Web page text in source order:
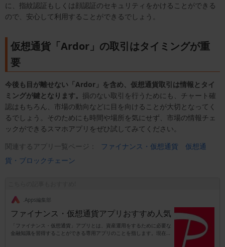
に、指紋認証もしくは顔認証のセキュリティをかけることができる
ので、安心して利用することができるでしょう。
仮想通貨「Ardor」の取引はタイミングが重
要
今後も目が離せない「Ardor」を含め、仮想通貨取引は情報とタイ
ミングが鍵となります。 損のない取引を行うためにも、チャート確
認はもちろん、市場の動向などに目を向けることが大切となってく
るでしょう。そのためにも時間や場所を気にせず、市場の情報チェ
ックができるスマホアプリをぜひ試してみてください。
関連するアプリ一覧ページ：
ファイナンス・仮想通貨
仮想通
貨・ブロックチェーン
.Apps編集部
ファイナンス・仮想通貨アプリおすすめ人気
「ファイナンス・仮想通貨」アプリとは、資産運用をするために必要な
金融知識を習得することができる専用アプリのことを指します。現在の